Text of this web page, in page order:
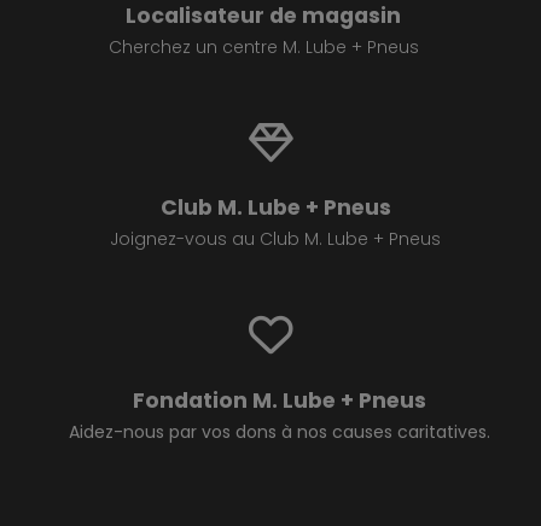
Localisateur de magasin
Cherchez un centre M. Lube + Pneus
Club M. Lube + Pneus
Joignez-vous au Club M. Lube + Pneus
Fondation M. Lube + Pneus
Aidez-nous par vos dons à nos causes caritatives.